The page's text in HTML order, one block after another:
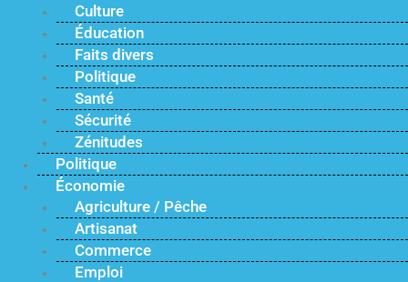
Culture
Éducation
Faits divers
Politique
Santé
Sécurité
Zénitudes
Politique
Économie
Agriculture / Pêche
Artisanat
Commerce
Emploi